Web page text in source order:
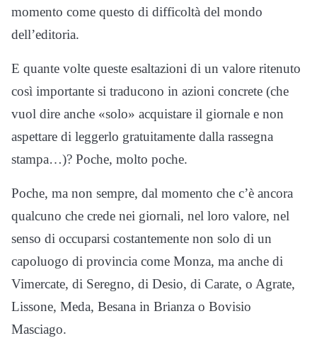
momento come questo di difficoltà del mondo
dell’editoria.
E quante volte queste esaltazioni di un valore ritenuto
così importante si traducono in azioni concrete (che
vuol dire anche «solo» acquistare il giornale e non
aspettare di leggerlo gratuitamente dalla rassegna
stampa…)? Poche, molto poche.
Poche, ma non sempre, dal momento che c’è ancora
qualcuno che crede nei giornali, nel loro valore, nel
senso di occuparsi costantemente non solo di un
capoluogo di provincia come Monza, ma anche di
Vimercate, di Seregno, di Desio, di Carate, o Agrate,
Lissone, Meda, Besana in Brianza o Bovisio
Masciago.